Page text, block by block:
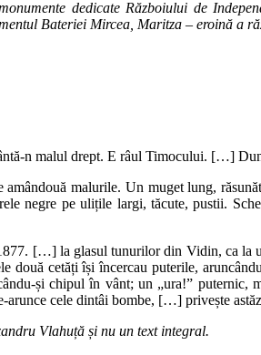
dedicate Războiului de
Bateriei Mircea, Maritza – eroină a
n malul drept. E râul Timocului. […]
malurile. Un muget lung,
negre pe ulițile largi, tăcute, pustii.
[…] la glasul tunurilor din Vidin, ca la
cetăți își încercau puterile,
și chipul în vânt; un „ura!” puternic,
cele dintâi bombe, […] privește
Vlahuță și nu un text integral.